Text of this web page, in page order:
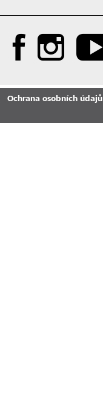
Ochrana osobních údajů